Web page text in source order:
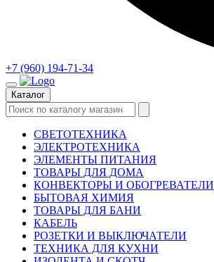
+7 (960) 194-71-34
Каталог
СВЕТОТЕХНИКА
ЭЛЕКТРОТЕХНИКА
ЭЛЕМЕНТЫ ПИТАНИЯ
ТОВАРЫ ДЛЯ ДОМА
КОНВЕКТОРЫ И ОБОГРЕВАТЕЛИ
БЫТОВАЯ ХИМИЯ
ТОВАРЫ ДЛЯ БАНИ
КАБЕЛЬ
РОЗЕТКИ И ВЫКЛЮЧАТЕЛИ
ТЕХНИКА ДЛЯ КУХНИ